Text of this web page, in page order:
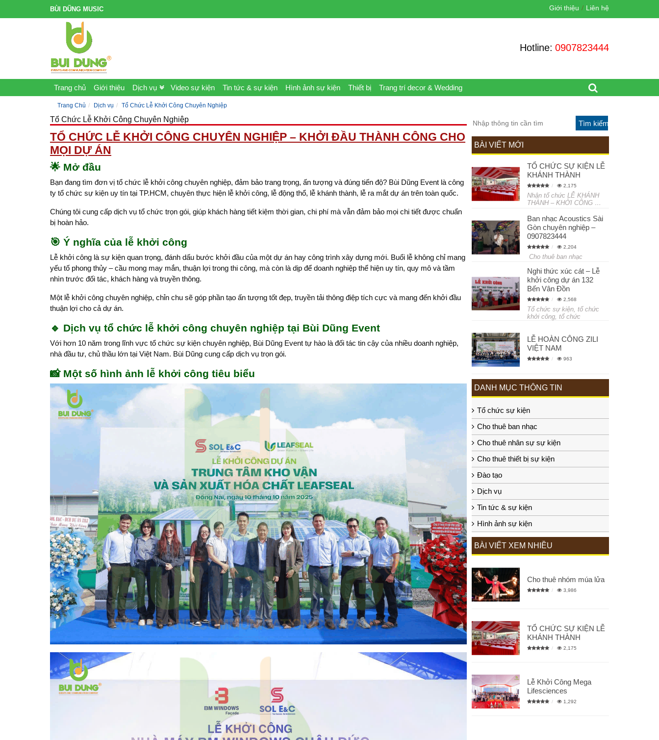
BÙI DŨNG MUSIC Giới thiệu Liên hệ
Hotline: 0907823444
Trang chủ Giới thiệu Dịch vụ Video sự kiện Tin tức & sự kiện Hình ảnh sự kiện Thiết bị Trang trí decor & Wedding
Trang Chủ Dịch vụ Tổ Chức Lễ Khởi Công Chuyên Nghiệp
Tổ Chức Lễ Khởi Công Chuyên Nghiệp
TỔ CHỨC LỄ KHỞI CÔNG CHUYÊN NGHIỆP – KHỞI ĐẦU THÀNH CÔNG CHO
MỌI DỰ ÁN
🌟 Mở đầu
Bạn đang tìm đơn vị tổ chức lễ khởi công chuyên nghiệp, đảm bảo trang trọng, ấn tượng và đúng tiến độ? Bùi Dũng Event là công
ty tổ chức sự kiện uy tín tại TP.HCM, chuyên thực hiện lễ khởi công, lễ động thổ, lễ khánh thành, lễ ra mắt dự án trên toàn quốc.
Chúng tôi cung cấp dịch vụ tổ chức trọn gói, giúp khách hàng tiết kiệm thời gian, chi phí mà vẫn đảm bảo mọi chi tiết được chuẩn
bị hoàn hảo.
🎯 Ý nghĩa của lễ khởi công
Lễ khởi công là sự kiện quan trọng, đánh dấu bước khởi đầu của một dự án hay công trình xây dựng mới. Buổi lễ không chỉ mang
yếu tố phong thủy – cầu mong may mắn, thuận lợi trong thi công, mà còn là dịp để doanh nghiệp thể hiện uy tín, quy mô và tầm
nhìn trước đối tác, khách hàng và truyền thông.
Một lễ khởi công chuyên nghiệp, chỉn chu sẽ góp phần tạo ấn tượng tốt đẹp, truyền tải thông điệp tích cực và mang đến khởi đầu
thuận lợi cho cả dự án.
🔹 Dịch vụ tổ chức lễ khởi công chuyên nghiệp tại Bùi Dũng Event
Với hơn 10 năm trong lĩnh vực tổ chức sự kiện chuyên nghiệp, Bùi Dũng Event tự hào là đối tác tin cậy của nhiều doanh nghiệp,
nhà đầu tư, chủ thầu lớn tại Việt Nam. Bùi Dũng cung cấp dịch vụ trọn gói.
📸 Một số hình ảnh lễ khởi công tiêu biểu
BÀI VIẾT MỚI
TỔ CHỨC SỰ KIỆN LỄ
KHÁNH THÀNH
2,175
Nhận tổ chức LỄ KHÁNH
THÀNH – KHỞI CÔNG …
Ban nhạc Acoustics Sài
Gòn chuyên nghiệp –
0907823444
2,204
Cho thuê ban nhạc
Nghi thức xúc cát – Lễ
khởi công dự án 132
Bến Vân Đồn
2,568
Tổ chức sự kiện, tổ chức
khởi công, tổ chức
LỄ HOÀN CÔNG ZILI
VIỆT NAM
963
DANH MỤC THÔNG TIN
Tổ chức sự kiện
Cho thuê ban nhạc
Cho thuê nhân sự sự kiện
Cho thuê thiết bị sự kiện
Đào tạo
Dịch vụ
Tin tức & sự kiện
Hình ảnh sự kiện
BÀI VIẾT XEM NHIỀU
Cho thuê nhóm múa lửa
3,986
TỔ CHỨC SỰ KIỆN LỄ
KHÁNH THÀNH
2,175
Lễ Khởi Công Mega
Lifesciences
1,292